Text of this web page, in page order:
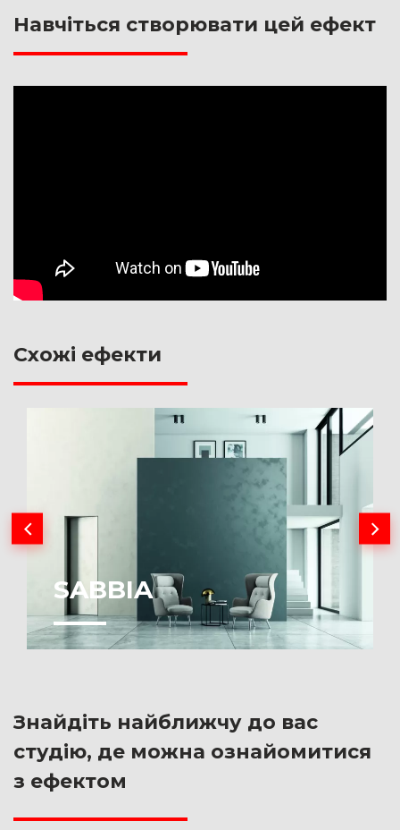
Навчіться створювати цей ефект
Схожі ефекти
SABBIA
Знайдіть найближчу до вас
студію, де можна ознайомитися
з ефектом